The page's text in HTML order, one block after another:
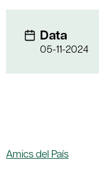
Data
05-11-2024
Amics del País